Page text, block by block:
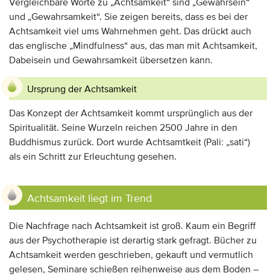
Vergleichbare Worte zu „Achtsamkeit“ sind „Gewahrsein“
und „Gewahrsamkeit“. Sie zeigen bereits, dass es bei der
Achtsamkeit viel ums Wahrnehmen geht. Das drückt auch
das englische „Mindfulness“ aus, das man mit Achtsamkeit,
Dabeisein und Gewahrsamkeit übersetzen kann.
Ursprung der Achtsamkeit
Das Konzept der Achtsamkeit kommt ursprünglich aus der
Spiritualität. Seine Wurzeln reichen 2500 Jahre in den
Buddhismus zurück. Dort wurde Achtsamtkeit (Pali: „sati“)
als ein Schritt zur Erleuchtung gesehen.
Achtsamkeit liegt im Trend
Die Nachfrage nach Achtsamkeit ist groß. Kaum ein Begriff
aus der Psychotherapie ist derartig stark gefragt. Bücher zu
Achtsamkeit werden geschrieben, gekauft und vermutlich
gelesen, Seminare schießen reihenweise aus dem Boden –